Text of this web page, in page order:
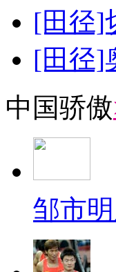
[田径]
[田径]
中国骄傲
邹市